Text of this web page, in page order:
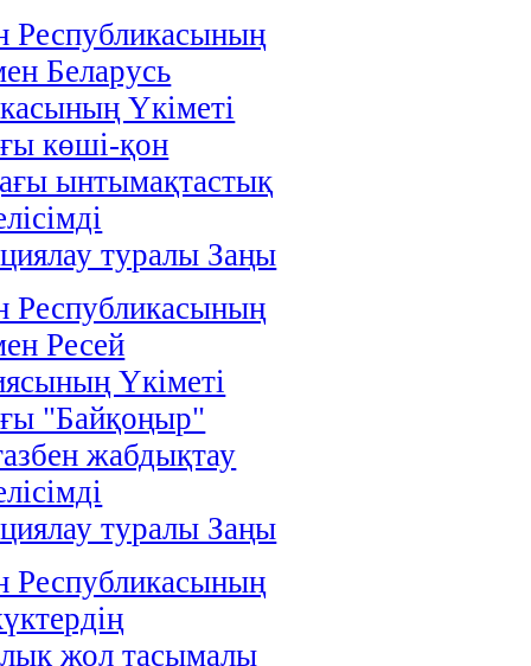
Республикасының
Беларусь
Үкіметі
көші-қон
ынтымақтастық
туралы Заңы
Республикасының
Ресей
Үкіметі
"Байқоңыр"
жабдықтау
туралы Заңы
Республикасының
жол тасымалы